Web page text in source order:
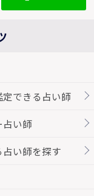
定できる占い師
占い師
占い師を探す